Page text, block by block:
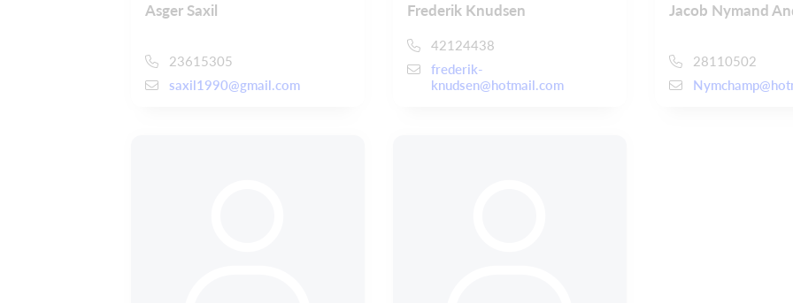
Asger Saxil
23615305
saxil1990@gmail.com
Frederik Knudsen
42124438
frederik-
knudsen@hotmail.com
Jacob Nymand
28110502